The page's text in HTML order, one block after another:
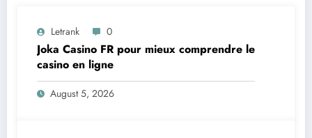
Letrank 0
Joka Casino FR pour mieux comprendre le
casino en ligne
August 5, 2026